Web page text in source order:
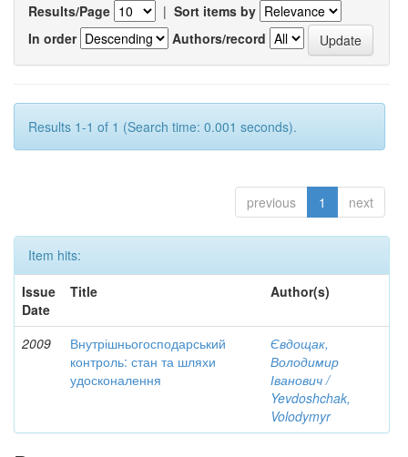
Results/Page | Sort items by
In order
Authors/record
Results 1-1 of 1 (Search time: 0.001 seconds).
previous 1 next
Item hits:
Issue
Date
Title Author(s)
2009
Внутрішньогосподарський
контроль: стан та шляхи
удосконалення
Євдощак,
Володимир
Іванович /
Yevdoshchak,
Volodymyr